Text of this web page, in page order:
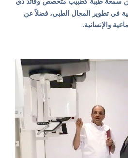
في تطوير المجال الطبي، فضلاً عن
والإنسانية.